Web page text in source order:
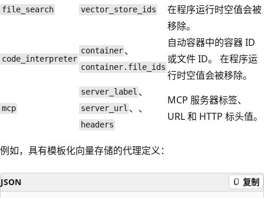
file_search vector_store_ids
在程序运行时空值会被
移除。
code_interpreter
container 、
container.file_ids
自动容器中的容器 ID
或文件 ID。 在程序运
行时空值会被移除。
mcp
server_label 、
server_url 、、
headers
MCP 服务器标签、
URL 和 HTTP 标头值。
例如，具有模板化向量存储的代理定义：
JSON 复制